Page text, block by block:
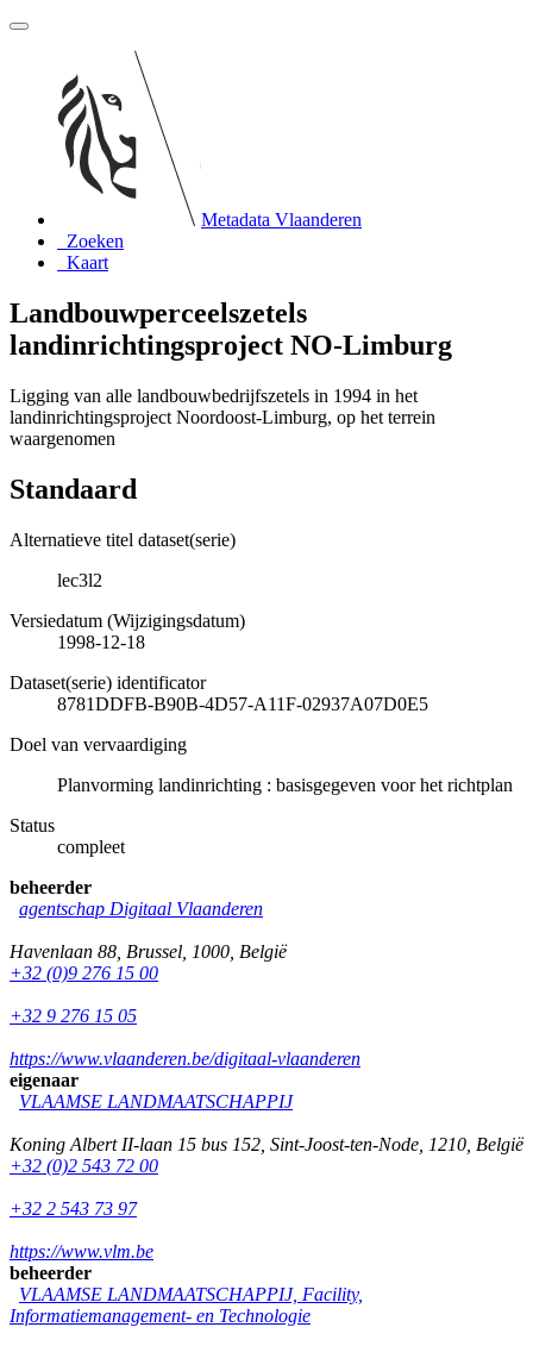
Metadata Vlaanderen
Zoeken
Kaart
Landbouwperceelszetels
landinrichtingsproject NO-Limburg
Ligging van alle landbouwbedrijfszetels in 1994 in het
landinrichtingsproject Noordoost-Limburg, op het terrein
waargenomen
Standaard
Alternatieve titel dataset(serie)
lec3l2
Versiedatum (Wijzigingsdatum)
1998-12-18
Dataset(serie) identificator
8781DDFB-B90B-4D57-A11F-02937A07D0E5
Doel van vervaardiging
Planvorming landinrichting : basisgegeven voor het richtplan
Status
compleet
beheerder
agentschap Digitaal Vlaanderen
Havenlaan 88 Brussel 1000 België
+32 (0)9 276 15 00
+32 9 276 15 05
https://www.vlaanderen.be/digitaal-vlaanderen
eigenaar
VLAAMSE LANDMAATSCHAPPIJ
Koning Albert II-laan 15 bus 152 Sint-Joost-ten-Node 1210 België
+32 (0)2 543 72 00
+32 2 543 73 97
https://www.vlm.be
beheerder
VLAAMSE LANDMAATSCHAPPIJ, Facility,
Informatiemanagement- en Technologie